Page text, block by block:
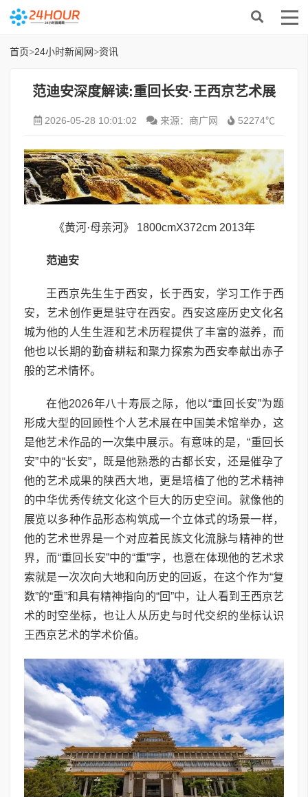
首页>24小时新闻网>资讯
范迪安深度解读:重回长安·王西京艺术展
2026-05-28 10:01:02 来源：商广网 52274℃
《黄河·母亲河》 1800cmX372cm 2013年
范迪安
王西京先生生于西安，长于西安，学习工作于西
安，艺术创作更是驻守在西安。西安这座历史文化名
城为他的人生生涯和艺术历程提供了丰富的滋养，而
他也以长期的勤奋耕耘和聚力探索为西安奉献出赤子
般的艺术情怀。
在他2026年八十寿辰之际，他以“重回长安”为题
形成大型的回顾性个人艺术展在中国美术馆举办，这
是他艺术作品的一次集中展示。有意味的是，“重回长
安”中的“长安”，既是他熟悉的古都长安，还是催孕了
他的艺术成果的陕西大地，更是培植了他的艺术精神
的中华优秀传统文化这个巨大的历史空间。就像他的
展览以多种作品形态构筑成一个立体式的场景一样，
他的艺术世界是一个对应着民族文化流脉与精神的世
界，而“重回长安”中的“重”字，也意在体现他的艺术求
索就是一次次向大地和向历史的回返，在这个作为“复
数”的“重”和具有精神指向的“回”中，让人看到王西京艺
术的时空坐标，也让人从历史与时代交织的坐标认识
王西京艺术的学术价值。